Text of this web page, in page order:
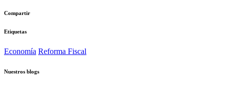
Compartir
Etiquetas
Economía Reforma Fiscal
Nuestros blogs